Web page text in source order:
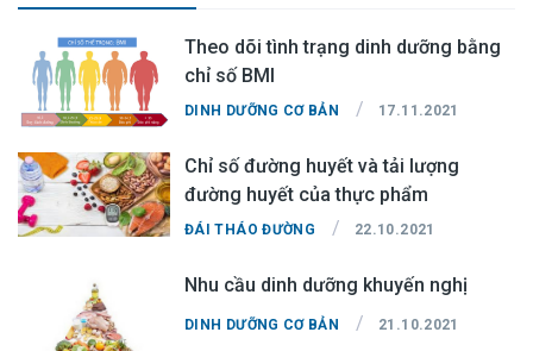
Theo dõi tình trạng dinh dưỡng bằng
chỉ số BMI
DINH DƯỠNG CƠ BẢN / 17.11.2021
Chỉ số đường huyết và tải lượng
đường huyết của thực phẩm
ĐÁI THÁO ĐƯỜNG / 22.10.2021
Nhu cầu dinh dưỡng khuyến nghị
DINH DƯỠNG CƠ BẢN / 21.10.2021